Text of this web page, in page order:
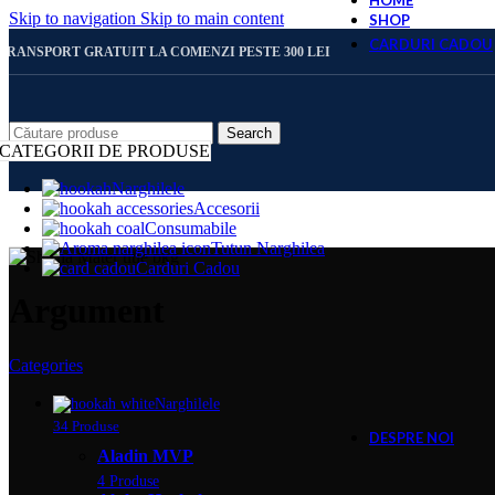
Skip to navigation Skip to main content
GRATUIT LA COMENZI PESTE 300 LEI
Search
CATEGORII DE PRODUSE
Narghilele
Accesorii
Consumabile
Tutun Narghilea
Carduri Cadou
SHOP
CARDURI CADOU
DESPRE NOI
Categories
Narghilele
34 Produse
Aladin MVP
4 Produse